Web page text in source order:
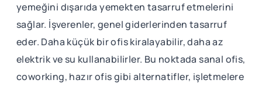
yemeğini dışarıda yemekten tasarruf etmelerini
sağlar. İşverenler, genel giderlerinden tasarruf
eder. Daha küçük bir ofis kiralayabilir, daha az
elektrik ve su kullanabilirler. Bu noktada sanal ofis,
coworking, hazır ofis gibi alternatifler, işletmelere